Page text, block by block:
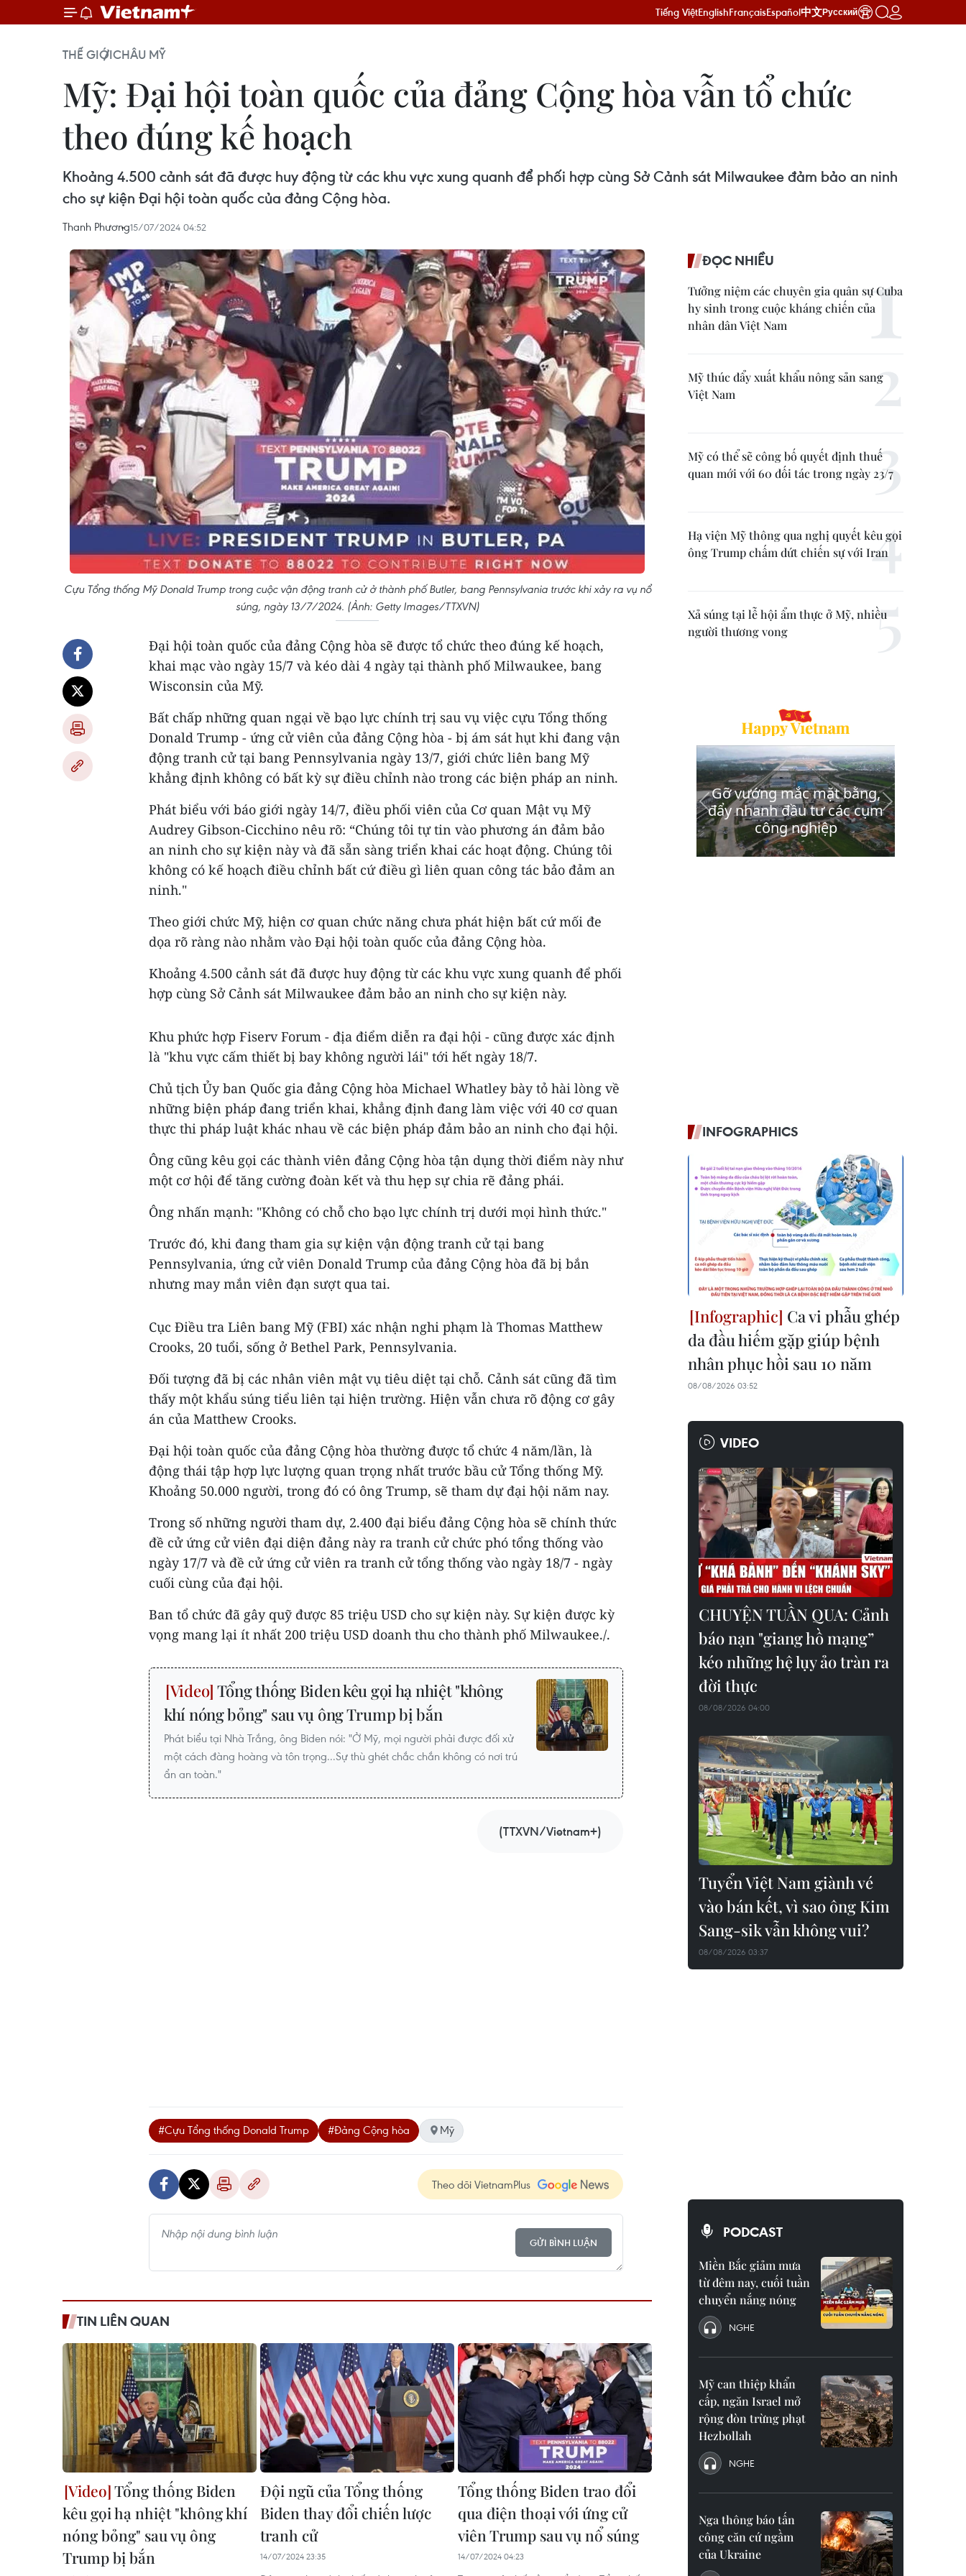
Tiếng ViệtEnglishFrançaisEspañol中文Русский
THẾ GIỚICHÂU MỸ
Mỹ: Đại hội toàn quốc của đảng Cộng hòa vẫn tổ chức
theo đúng kế hoạch
Khoảng 4.500 cảnh sát đã được huy động từ các khu vực xung quanh để phối hợp cùng Sở Cảnh sát Milwaukee đảm bảo an ninh
cho sự kiện Đại hội toàn quốc của đảng Cộng hòa.
Thanh Phương15/07/2024 04:52
Cựu Tổng thống Mỹ Donald Trump trong cuộc vận động tranh cử ở thành phố Butler, bang Pennsylvania trước khi xảy ra vụ nổ
súng, ngày 13/7/2024. (Ảnh: Getty Images/TTXVN)
Đại hội toàn quốc của đảng Cộng hòa sẽ được tổ chức theo đúng kế hoạch,
khai mạc vào ngày 15/7 và kéo dài 4 ngày tại thành phố Milwaukee, bang
Wisconsin của Mỹ.
Bất chấp những quan ngại về bạo lực chính trị sau vụ việc cựu Tổng thống
Donald Trump - ứng cử viên của đảng Cộng hòa - bị ám sát hụt khi đang vận
động tranh cử tại bang Pennsylvania ngày 13/7, giới chức liên bang Mỹ
khẳng định không có bất kỳ sự điều chỉnh nào trong các biện pháp an ninh.
Phát biểu với báo giới ngày 14/7, điều phối viên của Cơ quan Mật vụ Mỹ
Audrey Gibson-Cicchino nêu rõ: “Chúng tôi tự tin vào phương án đảm bảo
an ninh cho sự kiện này và đã sẵn sàng triển khai các hoạt động. Chúng tôi
không có kế hoạch điều chỉnh bất cứ điều gì liên quan công tác bảo đảm an
ninh."
Theo giới chức Mỹ, hiện cơ quan chức năng chưa phát hiện bất cứ mối đe
dọa rõ ràng nào nhằm vào Đại hội toàn quốc của đảng Cộng hòa.
Khoảng 4.500 cảnh sát đã được huy động từ các khu vực xung quanh để phối
hợp cùng Sở Cảnh sát Milwaukee đảm bảo an ninh cho sự kiện này.
Khu phức hợp Fiserv Forum - địa điểm diễn ra đại hội - cũng được xác định
là "khu vực cấm thiết bị bay không người lái" tới hết ngày 18/7.
Chủ tịch Ủy ban Quốc gia đảng Cộng hòa Michael Whatley bày tỏ hài lòng về
những biện pháp đang triển khai, khẳng định đang làm việc với 40 cơ quan
thực thi pháp luật khác nhau về các biện pháp đảm bảo an ninh cho đại hội.
Ông cũng kêu gọi các thành viên đảng Cộng hòa tận dụng thời điểm này như
một cơ hội để tăng cường đoàn kết và thu hẹp sự chia rẽ đảng phái.
Ông nhấn mạnh: "Không có chỗ cho bạo lực chính trị dưới mọi hình thức."
Trước đó, khi đang tham gia sự kiện vận động tranh cử tại bang
Pennsylvania, ứng cử viên Donald Trump của đảng Cộng hòa đã bị bắn
nhưng may mắn viên đạn sượt qua tai.
Cục Điều tra Liên bang Mỹ (FBI) xác nhận nghi phạm là Thomas Matthew
Crooks, 20 tuổi, sống ở Bethel Park, Pennsylvania.
Đối tượng đã bị các nhân viên mật vụ tiêu diệt tại chỗ. Cảnh sát cũng đã tìm
thấy một khẩu súng tiểu liên tại hiện trường. Hiện vẫn chưa rõ động cơ gây
án của Matthew Crooks.
Đại hội toàn quốc của đảng Cộng hòa thường được tổ chức 4 năm/lần, là
động thái tập hợp lực lượng quan trọng nhất trước bầu cử Tổng thống Mỹ.
Khoảng 50.000 người, trong đó có ông Trump, sẽ tham dự đại hội năm nay.
Trong số những người tham dự, 2.400 đại biểu đảng Cộng hòa sẽ chính thức
đề cử ứng cử viên đại diện đảng này ra tranh cử chức phó tổng thống vào
ngày 17/7 và đề cử ứng cử viên ra tranh cử tổng thống vào ngày 18/7 - ngày
cuối cùng của đại hội.
Ban tổ chức đã gây quỹ được 85 triệu USD cho sự kiện này. Sự kiện được kỳ
vọng mang lại ít nhất 200 triệu USD doanh thu cho thành phố Milwaukee./.
Tổng thống Biden kêu gọi hạ nhiệt "không
khí nóng bỏng" sau vụ ông Trump bị bắn
Phát biểu tại Nhà Trắng, ông Biden nói: "Ở Mỹ, mọi người phải được đối xử
một cách đàng hoàng và tôn trọng...Sự thù ghét chắc chắn không có nơi trú
ẩn an toàn."
(TTXVN/Vietnam+)
#Cựu Tổng thống Donald Trump #Đảng Cộng hòa Mỹ
Theo dõi VietnamPlus
GỬI BÌNH LUẬN
TIN LIÊN QUAN
Tổng thống Biden
kêu gọi hạ nhiệt "không khí
nóng bỏng" sau vụ ông
Trump bị bắn
Đội ngũ của Tổng thống
Biden thay đổi chiến lược
tranh cử
14/07/2024 23:35
Tổng thống Biden trao đổi
qua điện thoại với ứng cử
viên Trump sau vụ nổ súng
14/07/2024 04:23
ĐỌC NHIỀU
Tưởng niệm các chuyên gia quân sự Cuba
hy sinh trong cuộc kháng chiến của
nhân dân Việt Nam
Mỹ thúc đẩy xuất khẩu nông sản sang
Việt Nam
Mỹ có thể sẽ công bố quyết định thuế
quan mới với 60 đối tác trong ngày 23/7
Hạ viện Mỹ thông qua nghị quyết kêu gọi
ông Trump chấm dứt chiến sự với Iran
Xả súng tại lễ hội ẩm thực ở Mỹ, nhiều
người thương vong
INFOGRAPHICS
Ca vi phẫu ghép
da đầu hiếm gặp giúp bệnh
nhân phục hồi sau 10 năm
08/08/2026 03:52
VIDEO
CHUYỆN TUẦN QUA: Cảnh
báo nạn "giang hồ mạng”
kéo những hệ lụy ảo tràn ra
đời thực
08/08/2026 04:00
Tuyển Việt Nam giành vé
vào bán kết, vì sao ông Kim
Sang-sik vẫn không vui?
08/08/2026 03:37
PODCAST
Miền Bắc giảm mưa
từ đêm nay, cuối tuần
chuyển nắng nóng
NGHE
Mỹ can thiệp khẩn
cấp, ngăn Israel mở
rộng đòn trừng phạt
Hezbollah
NGHE
Nga thông báo tấn
công căn cứ ngầm
của Ukraine